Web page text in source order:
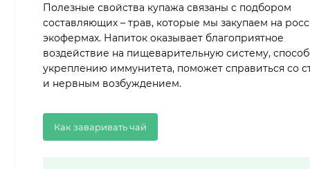
Полезные свойства купажа связаны с подбором
составляющих – трав, которые мы закупаем на
экофермах. Напиток оказывает благоприятное
воздействие на пищеварительную систему,
укреплению иммунитета, поможет справиться со
и нервным возбуждением.
Как заваривать чай